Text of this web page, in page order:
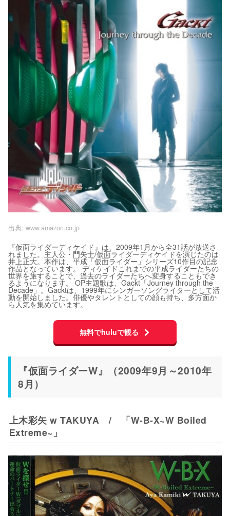
出典: www.amazon.co.jp
『仮面ライダーディケイド』は、2009年1月から全31話が放送さ
れました。主人公・門矢士/仮面ライダーディケイドを演じたのは
井上正大。本作は、平成「仮面ライダー」シリーズ10作目の記念
作品となっています。 ディケイドこれまでの平成ライダーたちの
世界を旅することで、過去のライダーたちへ変身することもでき
るようになります。 OP主題歌は、Gackt「Journey through the
Decade」。Gacktは、1999年にシンガーソングライターとして活
動を開始しました。俳優やタレントとしての顔も持ち、多方面か
ら人気を集めています。
無料でhuluで観る
『仮面ライダーW』（2009年9月～2010年
8月）
上木彩矢 w TAKUYA / 「W-B-X~W Boiled
Extreme~」